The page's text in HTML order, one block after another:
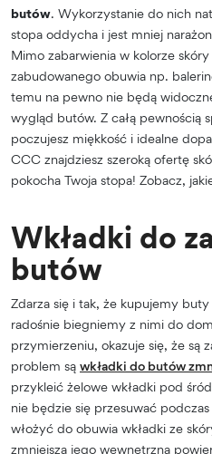
butów. Wykorzystanie do nich
stopa oddycha i jest mniej
Mimo zabarwienia w kolorze
zabudowanego obuwia np.
temu na pewno nie będą
wygląd butów. Z całą pewnością
poczujesz miękkość i idealne
CCC znajdziesz szeroką ofertę
pokocha Twoja stopa! Zobacz,
Wkładki do
butów
Zdarza się i tak, że kupujemy
radośnie biegniemy z nimi do
przymierzeniu, okazuje się, że są
problem są wkładki do butów
przykleić żelowe wkładki pod
nie będzie się przesuwać
włożyć do obuwia wkładki ze
zmniejszą jego wewnętrzną